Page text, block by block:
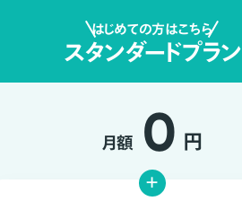
はじめての方はこちら
スタンダードプラン
月額 0 円
+